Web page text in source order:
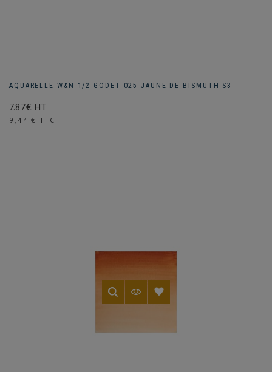
AQUARELLE W&N 1/2 GODET 025 JAUNE DE BISMUTH S3
7.87€ HT
Prix
9,44 € TTC